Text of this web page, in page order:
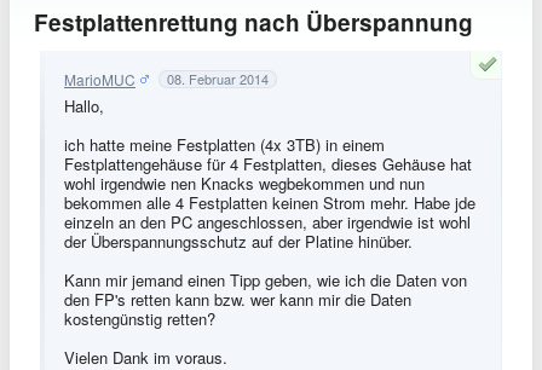
Festplattenrettung nach Überspannung
MarioMUC 08. Februar 2014
Hallo,
ich hatte meine Festplatten (4x 3TB) in einem
Festplattengehäuse für 4 Festplatten, dieses Gehäuse hat
wohl irgendwie nen Knacks wegbekommen und nun
bekommen alle 4 Festplatten keinen Strom mehr. Habe jde
einzeln an den PC angeschlossen, aber irgendwie ist wohl
der Überspannungsschutz auf der Platine hinüber.
Kann mir jemand einen Tipp geben, wie ich die Daten von
den FP's retten kann bzw. wer kann mir die Daten
kostengünstig retten?
Vielen Dank im voraus.